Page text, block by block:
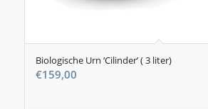
Biologische Urn ‘Cilinder’ ( 3 liter)
€159,00